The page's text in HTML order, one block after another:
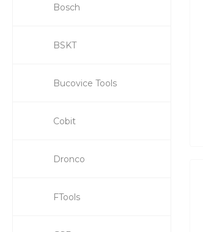
Bosch
BSKT
Bucovice Tools
Cobit
Dronco
FTools